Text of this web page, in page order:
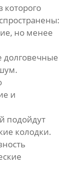
которого
но менее
долговечные
и
подойдут
колодки.